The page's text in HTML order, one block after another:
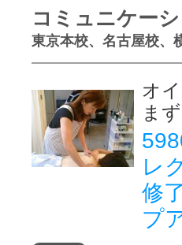
コミュニケー
東京本校、名古屋校、
オ
ま
レ
修
プ